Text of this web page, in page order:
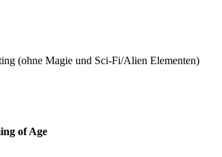
(ohne Magie und Sci-Fi/Alien Elementen)
of Age